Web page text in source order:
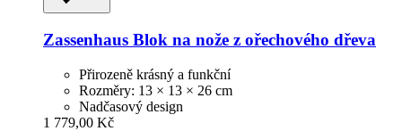
Zassenhaus Blok na nože z ořechového dřeva
Přirozeně krásný a funkční
Rozměry: 13 × 13 × 26 cm
Nadčasový design
1 779,00 Kč